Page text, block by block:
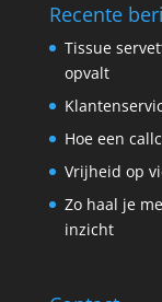
Recente
Tissue
opvalt
Hoe een
Vrijheid op
Zo haal je
inzicht